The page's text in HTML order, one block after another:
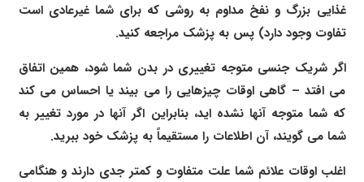
غذایی بزرگ و نفخ مداوم به روشی که برای شما غیرعادی است
تفاوت وجود دارد) پس به پزشک مراجعه کنید.
اگر شریک جنسی متوجه تغییری در بدن شما شود، همین اتفاق
می افتد – گاهی اوقات چیزهایی را می بیند یا احساس می کند
که شما متوجه آنها نشده اید، بنابراین اگر آنها در مورد تغییر به
شما می گویند، آن اطلاعات را مستقیماً به پزشک خود ببرید.
اغلب اوقات علائم شما علت متفاوت و کمتر جدی دارند و هنگامی